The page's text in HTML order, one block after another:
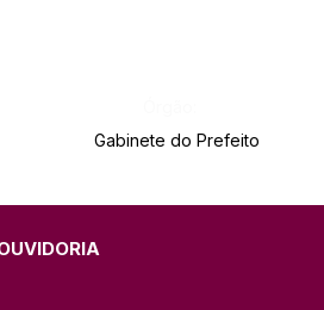
Gabinete do Prefeito